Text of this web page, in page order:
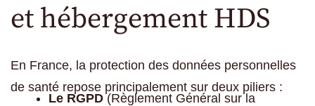
et hébergement HDS
En France, la protection des données personnelles
de santé repose principalement sur deux piliers :
Le RGPD(Règlement Général sur la